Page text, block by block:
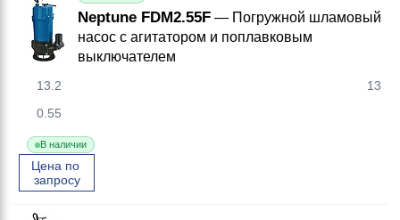
Neptune FDM2.55F — Погружной шламовый
насос с агитатором и поплавковым
выключателем
13.2
13
0.55
В наличии
Цена по
запросу